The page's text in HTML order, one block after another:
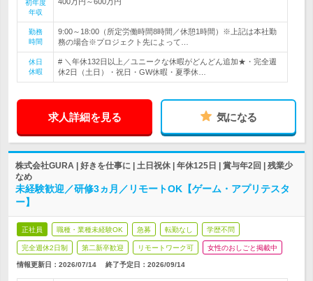
初年度
年収
勤務
時間
9:00～18:00（所定労働時間8時間／休憩1時間）※上記は本社勤
務の場合※プロジェクト先によって…
休日
休暇
# ＼年休132日以上／ユニークな休暇がどんどん追加★・完全週
休2日（土日）・祝日・GW休暇・夏季休…
求人詳細を見る 気になる
株式会社GURA | 好きを仕事に | 土日祝休 | 年休125日 | 賞与年2回 | 残業少
なめ
未経験歓迎／研修3ヵ月／リモートOK【ゲーム・アプリテスタ
ー】
正社員 職種・業種未経験OK 急募 転勤なし 学歴不問
完全週休2日制 第二新卒歓迎 リモートワーク可 女性のおしごと掲載中
情報更新日：2026/07/14 終了予定日： 2026/09/14